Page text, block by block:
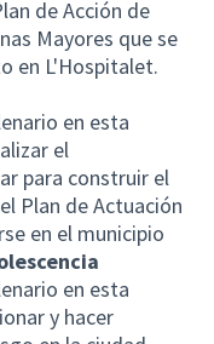
de Acción de
Mayores que se
en L'Hospitalet.
en esta
el
para construir el
Plan de Actuación
en el municipio
en esta
y hacer